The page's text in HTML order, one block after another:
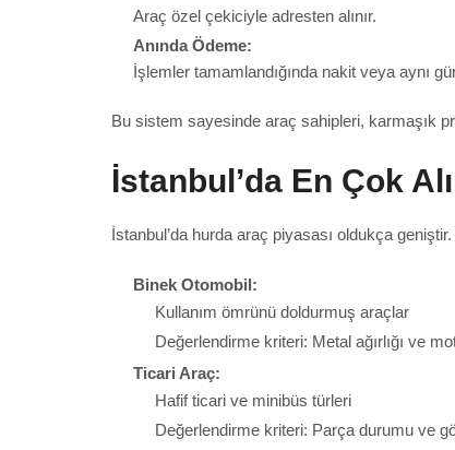
Araç özel çekiciyle adresten alınır.
Anında Ödeme:
İşlemler tamamlandığında nakit veya aynı
Bu sistem sayesinde araç sahipleri, karmaşık
İstanbul’da En Çok
İstanbul’da hurda araç piyasası oldukça
Binek Otomobil:
Kullanım ömrünü doldurmuş araçlar
Değerlendirme kriteri: Metal ağırlığı ve
Ticari Araç:
Hafif ticari ve minibüs türleri
Değerlendirme kriteri: Parça durumu ve